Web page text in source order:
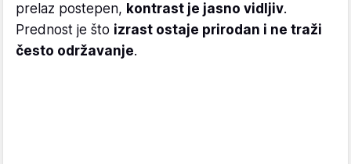
prelaz postepen, kontrast je jasno vidljiv.
Prednost je što izrast ostaje prirodan i ne traži
često održavanje.